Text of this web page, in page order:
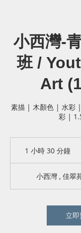
小西灣-
班 /
Art
素描 | 木顏色 | 水彩
彩 |
1 小時 30 分鐘
0
分
小西灣 , 佳翠
立